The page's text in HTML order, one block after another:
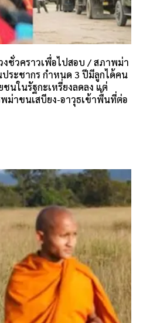
ชั่วคราวเพื่อไปสอบ / สภาพม่า
ระชากร กำหนด 3 ปีมีลูกได้คน
นในรัฐกะเหรี่ยงลดลง แต่
ม่าขนเสบียง-อาวุธเข้าพื้นที่ต่อ